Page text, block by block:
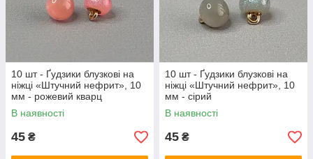
10 шт - Ґудзики блузкові на
ніжці «Штучний нефрит», 10
мм - рожевий кварц
В наявності
45 ₴
10 шт - Ґудзики блузкові на
ніжці «Штучний нефрит», 10
мм - сірий
В наявності
45 ₴